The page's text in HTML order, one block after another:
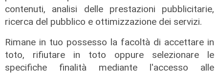
contenuti, analisi delle prestazioni pubblicitarie,
ricerca del pubblico e ottimizzazione dei servizi.
Rimane in tuo possesso la facoltà di accettare in
toto, rifiutare in toto oppure selezionare le
specifiche finalità mediante l'accesso alle
ALTRE NOTIZIE